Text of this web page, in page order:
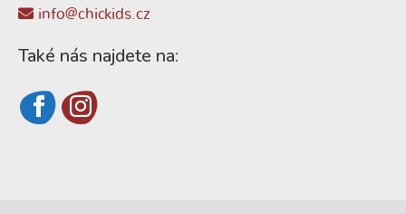
info@chickids.cz
Také nás najdete na: